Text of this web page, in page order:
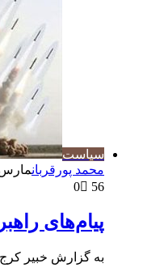
سیاست
محمد پورقربانمارس 14,
0
56
پیام‌های
به گزارش خبیر کرج